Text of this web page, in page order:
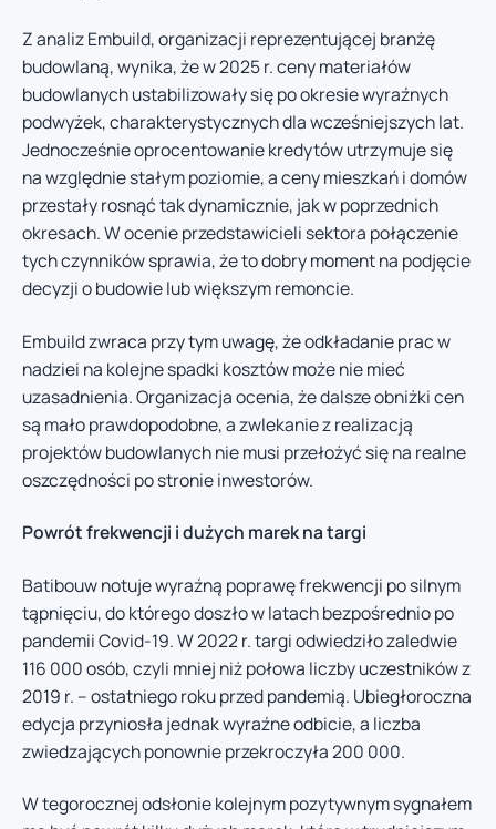
Z analiz Embuild, organizacji reprezentującej branżę
budowlaną, wynika, że w 2025 r. ceny materiałów
budowlanych ustabilizowały się po okresie wyraźnych
podwyżek, charakterystycznych dla wcześniejszych lat.
Jednocześnie oprocentowanie kredytów utrzymuje się
na względnie stałym poziomie, a ceny mieszkań i domów
przestały rosnąć tak dynamicznie, jak w poprzednich
okresach. W ocenie przedstawicieli sektora połączenie
tych czynników sprawia, że to dobry moment na podjęcie
decyzji o budowie lub większym remoncie.
Embuild zwraca przy tym uwagę, że odkładanie prac w
nadziei na kolejne spadki kosztów może nie mieć
uzasadnienia. Organizacja ocenia, że dalsze obniżki cen
są mało prawdopodobne, a zwlekanie z realizacją
projektów budowlanych nie musi przełożyć się na realne
oszczędności po stronie inwestorów.
Powrót frekwencji i dużych marek na targi
Batibouw notuje wyraźną poprawę frekwencji po silnym
tąpnięciu, do którego doszło w latach bezpośrednio po
pandemii Covid-19. W 2022 r. targi odwiedziło zaledwie
116 000 osób, czyli mniej niż połowa liczby uczestników z
2019 r. – ostatniego roku przed pandemią. Ubiegłoroczna
edycja przyniosła jednak wyraźne odbicie, a liczba
zwiedzających ponownie przekroczyła 200 000.
W tegorocznej odsłonie kolejnym pozytywnym sygnałem